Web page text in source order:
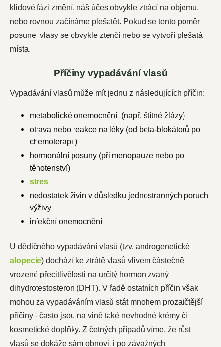
klidové fázi změní, náš účes obvykle ztrácí na objemu,
nebo rovnou začínáme plešatět. Pokud se tento poměr
posune, vlasy se obvykle ztenčí nebo se vytvoří plešatá
místa.
Příčiny vypadávání vlasů
Vypadávání vlasů může mít jednu z následujících příčin:
metabolické onemocnění (např. štítné žlázy)
otrava nebo reakce na léky (od beta-blokátorů po
chemoterapii)
hormonální posuny (při menopauze nebo po
těhotenství)
stres
nedostatek živin v důsledku jednostranných poruch
výživy
infekční onemocnění
U dědičného vypadávání vlasů (tzv. androgenetické
alopecie) dochází ke ztrátě vlasů vlivem částečně
vrozené přecitlivělosti na určitý hormon zvaný
dihydrotestosteron (DHT). V řadě ostatních příčin však
mohou za vypadáváním vlasů stát mnohem prozaičtější
příčiny - často jsou na vině také nevhodné krémy či
kosmetické doplňky. Z četných případů víme, že růst
vlasů se dokáže sám obnovit i po závažných